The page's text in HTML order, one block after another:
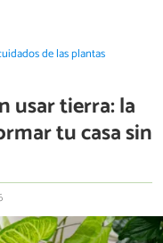
de las plantas
usar tierra: la
tu casa sin